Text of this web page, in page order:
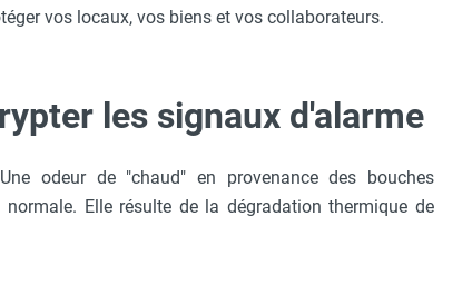
vos locaux, vos biens et vos collaborateurs.
les signaux d'alarme
odeur de "chaud" en provenance des bouches
Elle résulte de la dégradation thermique de